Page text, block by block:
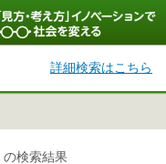
詳細検索はこちら
検索結果